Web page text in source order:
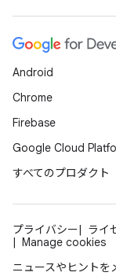
Android
Chrome
Firebase
Google Cloud
すべてのプロダクト
プライバシー ライ
Manage cookies
ニュースやヒントを